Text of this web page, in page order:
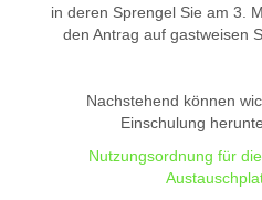
in deren Sprengel Sie am 3.
den Antrag auf gastweisen
Nachstehend können
Einschulung
Nutzungsordnung für